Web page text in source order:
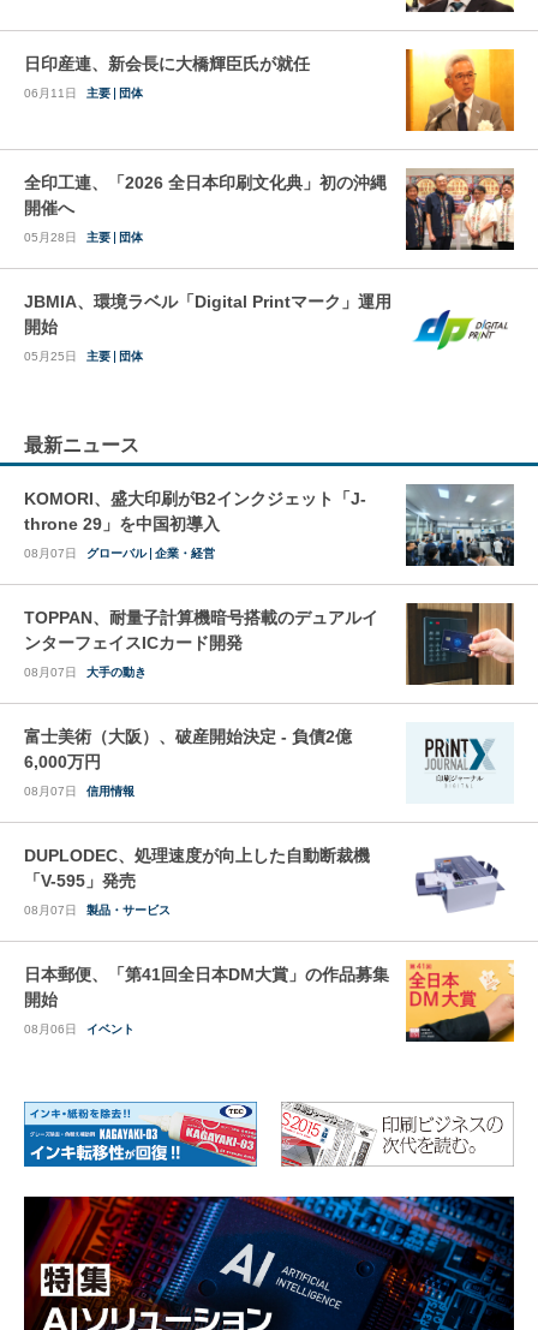
日印産連、新会長に大橋輝臣氏が就任
06月11日 主要 団体
全印工連、「2026 全日本印刷文化典」初の沖縄
開催へ
05月28日 主要 団体
JBMIA、環境ラベル「Digital Printマーク」運用
開始
05月25日 主要 団体
最新ニュース
KOMORI、盛大印刷がB2インクジェット「J-
throne 29」を中国初導入
08月07日 グローバル 企業・経営
TOPPAN、耐量子計算機暗号搭載のデュアルイ
ンターフェイスICカード開発
08月07日 大手の動き
富士美術（大阪）、破産開始決定 - 負債2億
6,000万円
08月07日 信用情報
DUPLODEC、処理速度が向上した自動断裁機
「V-595」発売
08月07日 製品・サービス
日本郵便、「第41回全日本DM大賞」の作品募集
開始
08月06日 イベント